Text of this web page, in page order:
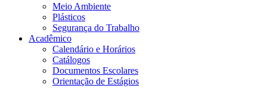
Meio Ambiente
Plásticos
Segurança do Trabalho
Acadêmico
Calendário e Horários
Catálogos
Documentos Escolares
Orientação de Estágios